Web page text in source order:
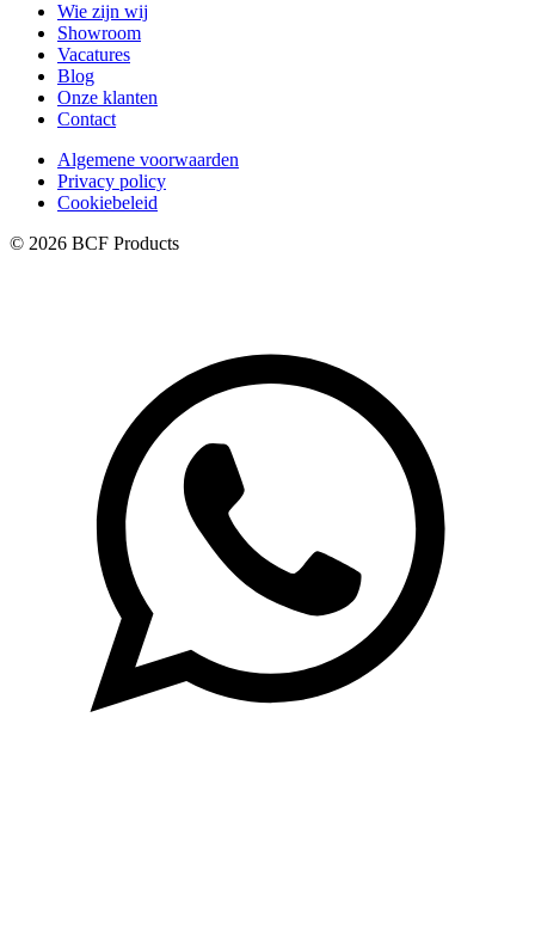
Wie zijn wij
Showroom
Vacatures
Blog
Onze klanten
Contact
Algemene voorwaarden
Privacy policy
Cookiebeleid
© 2026 BCF Products